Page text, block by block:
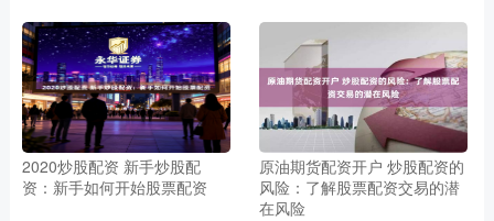
2020炒股配资 新手炒股配
资：新手如何开始股票配资
原油期货配资开户 炒股配资的
风险：了解股票配资交易的潜
在风险